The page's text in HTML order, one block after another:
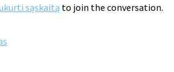
sąskaitą to join the conversation.